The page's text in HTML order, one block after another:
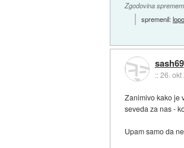
Zgodovina
spremenil:
sash69
::26. okt
Zanimivo kako je
seveda za nas -
Upam samo da